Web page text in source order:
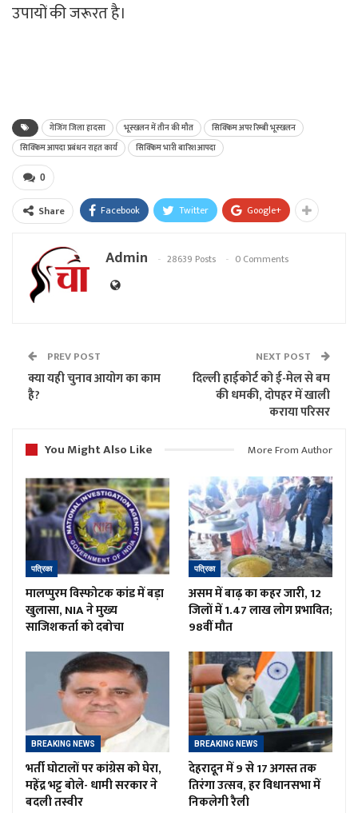
उपायों की जरूरत है।
गेजिंग जिला हादसा भूस्खलन में तीन की मौत
सिक्किम अपर रिम्बी भूस्खलन
सिक्किम आपदा प्रबंधन राहत कार्य
सिक्किम भारी बारिश आपदा
0
Share Facebook Twitter Google+
Admin 28639 Posts 0 Comments
PREV POST
क्या यही चुनाव आयोग का काम
है?
NEXT POST
दिल्ली हाईकोर्ट को ई-मेल से बम
की धमकी, दोपहर में खाली
कराया परिसर
You Might Also Like
More From Author
पत्रिका
मालप्पुरम विस्फोटक कांड में बड़ा
खुलासा, NIA ने मुख्य
साजिशकर्ता को दबोचा
पत्रिका
असम में बाढ़ का कहर जारी, 12
जिलों में 1.47 लाख लोग प्रभावित;
98वीं मौत
BREAKING NEWS
भर्ती घोटालों पर कांग्रेस को घेरा,
महेंद्र भट्ट बोले- धामी सरकार ने
बदली तस्वीर
BREAKING NEWS
देहरादून में 9 से 17 अगस्त तक
तिरंगा उत्सव, हर विधानसभा में
निकलेगी रैली